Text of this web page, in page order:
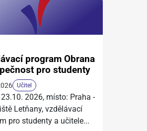
program Obrana
pro studenty
Učitel
2026, místo: Praha -
Letňany, vzdělávací
pro studenty a učitele...